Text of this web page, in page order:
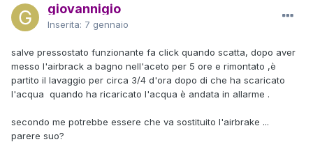
giovannigio
Inserita: 7 gennaio
salve pressostato funzionante fa click quando scatta, dopo aver
messo l'airbrack a bagno nell'aceto per 5 ore e rimontato ,è
partito il lavaggio per circa 3/4 d'ora dopo di che ha scaricato
l'acqua quando ha ricaricato l'acqua è andata in allarme .
secondo me potrebbe essere che va sostituito l'airbrake ...
parere suo?